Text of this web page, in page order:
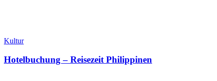
Kultur
Hotelbuchung – Reisezeit Philippinen